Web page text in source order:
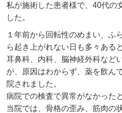
私が施術した患者様で、40代の
した。
１年前から回転性のめまい、ふ
ら起き上がれない日も多々ある
耳鼻科、内科、脳神経外科など
が、原因はわからず、薬を飲ん
院されました。
病院での検査で異常がなかった
当院では、骨格の歪み、筋肉の